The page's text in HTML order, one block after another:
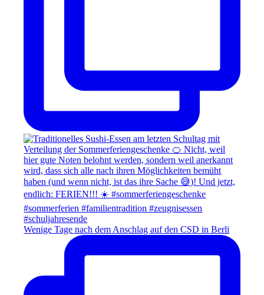
Wenige Tage nach dem Anschlag auf den CSD in Berli